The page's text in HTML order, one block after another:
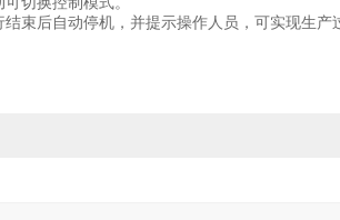
束后自动停机，并提示操作人员，可实现生产